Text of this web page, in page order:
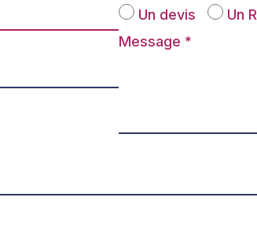
Un devis
Un
Message